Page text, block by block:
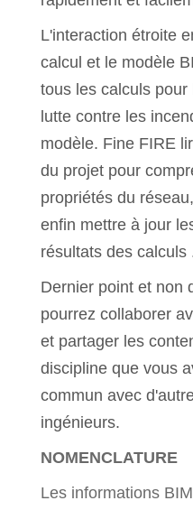
L'interaction étroite
calcul et le modèle
tous les calculs
lutte contre les
modèle. Fine FIRE
du projet pour
propriétés du
enfin mettre à jour
résultats des calculs
Dernier point et non
pourrez collaborer
et partager les
discipline que vous
commun avec
ingénieurs.
NOMENCLATURE
Les informations